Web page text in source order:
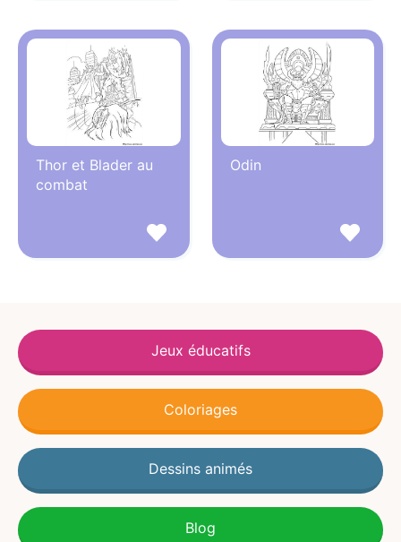
Thor et Blader au
combat
Odin
Jeux éducatifs
Coloriages
Dessins animés
Blog